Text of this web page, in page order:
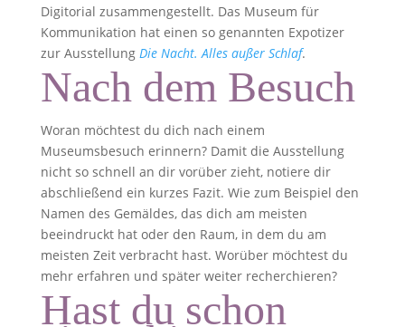
Digitorial zusammengestellt. Das Museum für
Kommunikation hat einen so genannten Expotizer
zur Ausstellung Die Nacht. Alles außer Schlaf.
Nach dem Besuch
Woran möchtest du dich nach einem
Museumsbesuch erinnern? Damit die Ausstellung
nicht so schnell an dir vorüber zieht, notiere dir
abschließend ein kurzes Fazit. Wie zum Beispiel den
Namen des Gemäldes, das dich am meisten
beeindruckt hat oder den Raum, in dem du am
meisten Zeit verbracht hast. Worüber möchtest du
mehr erfahren und später weiter recherchieren?
Hast du schon